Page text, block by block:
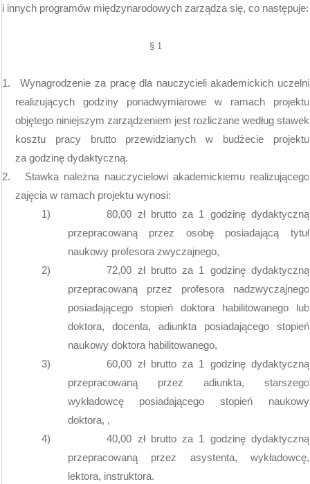
i innych programów międzynarodowych zarządza się, co następuje:
§ 1
1.
Wynagrodzenie za pracę dla nauczycieli akademickich uczelni
realizujących godziny ponadwymiarowe w ramach projektu
objętego niniejszym zarządzeniem jest rozliczane według stawek
kosztu pracy brutto przewidzianych w budżecie projektu
za godzinę dydaktyczną.
2.
Stawka należna nauczycielowi akademickiemu realizującego
zajęcia w ramach projektu wynosi:
1)
80,00 zł brutto za 1 godzinę dydaktyczną
przepracowaną przez osobę posiadającą tytuł
naukowy profesora zwyczajnego,
2)
72,00 zł brutto za 1 godzinę dydaktyczną
przepracowaną przez profesora nadzwyczajnego
posiadającego stopień doktora habilitowanego lub
doktora, docenta, adiunkta posiadającego stopień
naukowy doktora habilitowanego,
3)
60,00 zł brutto za 1 godzinę dydaktyczną
przepracowaną przez adiunkta, starszego
wykładowcę posiadającego stopień naukowy
doktora, ,
4)
40,00 zł brutto za 1 godzinę dydaktyczną
przepracowaną przez asystenta, wykładowcę,
lektora, instruktora.